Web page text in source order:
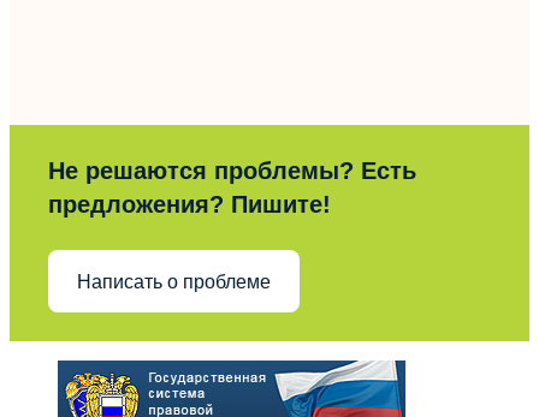
Не решаются проблемы? Есть
предложения? Пишите!
Написать о проблеме